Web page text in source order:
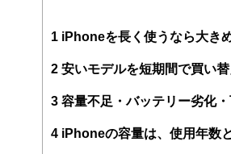
案から記事掲載まですべて
FinancialFieldの特徴は、
ー、公認会計士、社会保険
と、読み応えのあるコンテ
1 iPhoneを長く使うなら大き
2 安いモデルを短期間で買い
3 容量不足・バッテリー劣化
4 iPhoneの容量は、使用年数